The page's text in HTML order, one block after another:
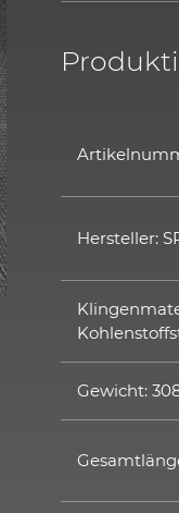
Hersteller:
Gewicht: